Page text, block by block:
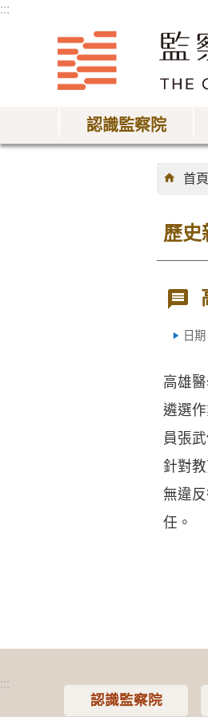
:::
認識監察院
:::
首頁
歷史
日
高雄
遴選
員張
針對
無違
任。
:::
認識監察院